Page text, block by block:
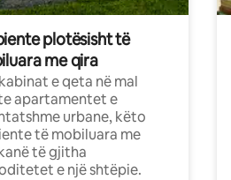
plotësisht të
me qira
e qeta në mal
apartamentet e
urbane, këto
të mobiluara me
të gjitha
e një shtëpie.